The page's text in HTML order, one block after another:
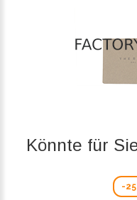
Könnte für
-